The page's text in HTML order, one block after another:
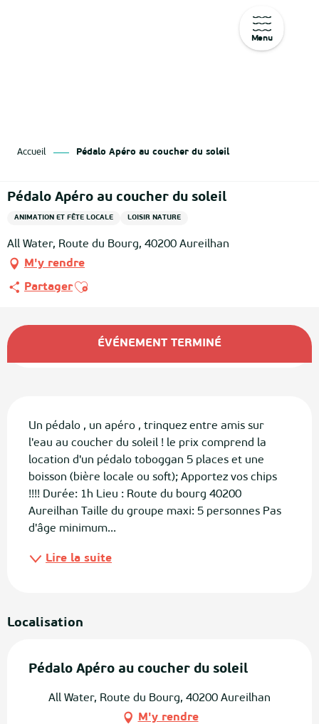
Menu
Accueil Pédalo Apéro au coucher du soleil
Pédalo Apéro au coucher du soleil
ANIMATION ET FÊTE LOCALE LOISIR NATURE
All Water, Route du Bourg, 40200 Aureilhan
M'y rendre
PartagerAjouter aux favoris
Ouverture et coordonnées
ÉVÉNEMENT TERMINÉ
Un pédalo , un apéro , trinquez entre amis sur
l'eau au coucher du soleil ! le prix comprend la
location d'un pédalo toboggan 5 places et une
boisson (bière locale ou soft); Apportez vos chips
!!!! Durée: 1h Lieu : Route du bourg 40200
Aureilhan Taille du groupe maxi: 5 personnes Pas
d'âge minimum...
Lire la suite
Localisation
Pédalo Apéro au coucher du soleil
All Water, Route du Bourg, 40200 Aureilhan
M'y rendre